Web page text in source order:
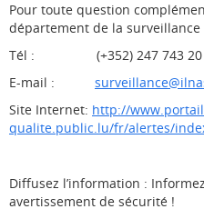
Pour toute question
département de la surveillance
Tél : (+352) 247 743 20
E-mail :
Site Internet: http://
qualite.public.lu/fr/alertes/
Diffusez l’information :
avertissement de sécurité !